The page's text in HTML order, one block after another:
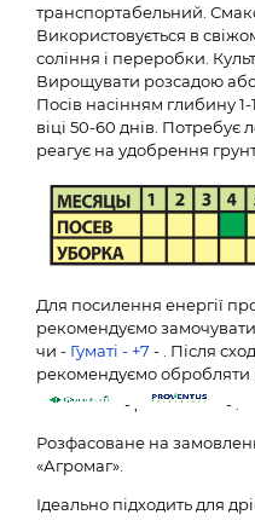
транспортабельний.
Використовується в
соління і переробки.
Вирощувати розсадою або
Посів насінням глибину
віці 50-60 днів. Потребує
реагує на удобрення
Для посилення енергії
рекомендуємо замочувати
чи - Гуматі - +7 - . Після
рекомендуємо
- ,
- .
Розфасоване на
«Агромаг».
Ідеально підходить для